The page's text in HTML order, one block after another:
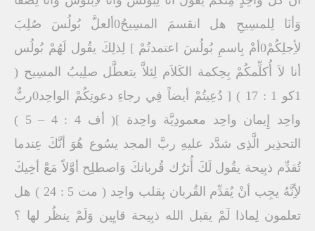
وَأنَا لِلمسِيحِ هل انقسمَ المسِيحُ0ألعلَّ بُولُسَ صُلِبَ
لأِجلِكُمْ0أمْ بِاسمِ بُولُسَ اعتمدتُمْ ] لِذلِكَ يقُول لَهُمْ بُولُس
أنا لاَ أُكلِّمكُمْ بِحِكمة الكَلاَم لِئلاَّ يتعطَّل صلِيبُ المسِيح (
1كو 1 : 17 ) [ دُعِيتُمْ أيضاً فِي رجاءِ دعوتِكُمْ الواحِد0ربٌّ
واحِد إِيمان واحِد معمودِيَّة واحِدة ]( أف 4 : 4 – 5 )
التحذِير الَّذِى شدَّد عليهِ ربَّ المجد يسُوع هُوَ أنَّكَ عِندما
تُقدِّم ذبِيحة يقُول لَكَ أُترُك قُربانكَ وَاصطلِح أوَّلاً مَعَْ أخِيكَ
لأِنَّهُ يجِب أنْ يُقدِّم القُربان بِقلب واحِد ( مت 5 : 24 ) هل
تعلمون لِماذا لَمْ يقبل الله ذبِيحة قايِين وَلَمْ ينظُر لها ؟